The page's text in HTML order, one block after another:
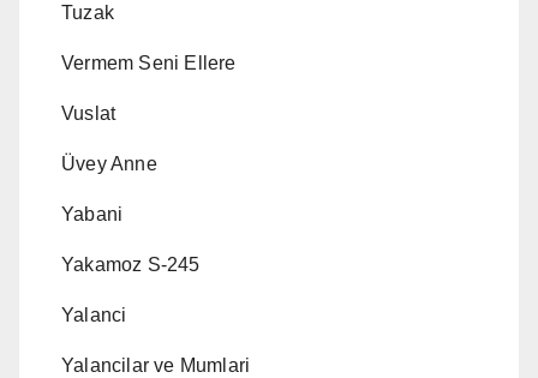
Tuzak
Vermem Seni Ellere
Vuslat
Üvey Anne
Yabani
Yakamoz S-245
Yalanci
Yalancilar ve Mumlari